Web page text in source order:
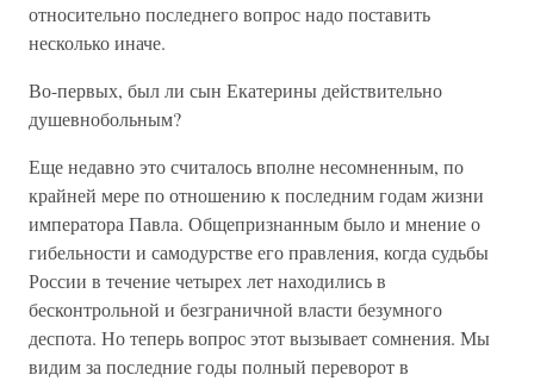
относительно последнего вопрос надо поставить
несколько иначе.
Во-первых, был ли сын Екатерины действительно
душевнобольным?
Еще недавно это считалось вполне несомненным, по
крайней мере по отношению к последним годам жизни
императора Павла. Общепризнанным было и мнение о
гибельности и самодурстве его правления, когда судьбы
России в течение четырех лет находились в
бесконтрольной и безграничной власти безумного
деспота. Но теперь вопрос этот вызывает сомнения. Мы
видим за последние годы полный переворот в